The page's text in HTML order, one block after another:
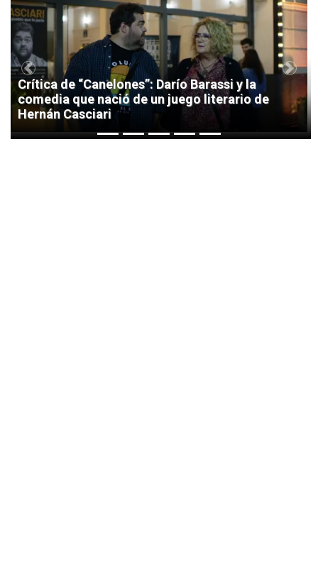
1
Crítica de “Canelones”: Darío Barassi y la
comedia que nació de un juego literario de
Hernán Casciari
Previous Next